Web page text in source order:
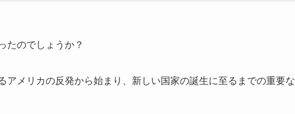
たのでしょうか？
アメリカの反発から始まり、新しい国家の誕生に至るまでの重要な